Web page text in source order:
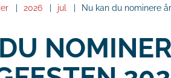
2026 jul Nu kan du nominere